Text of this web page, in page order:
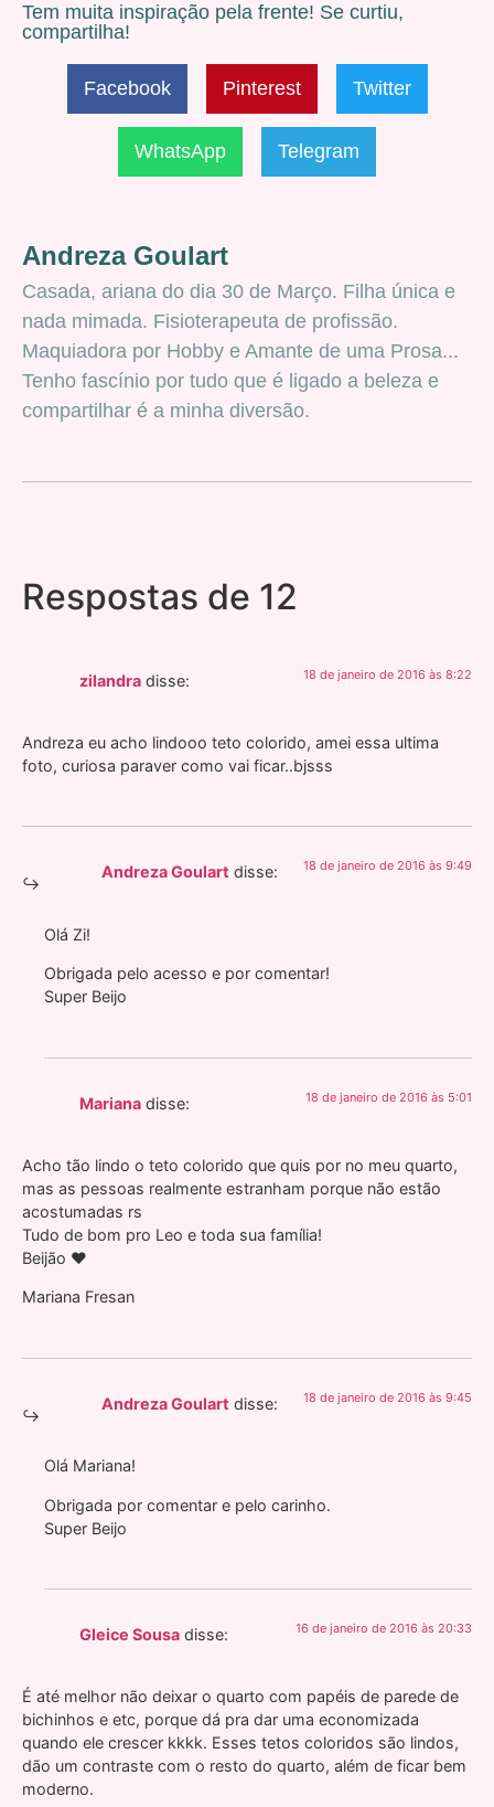
Tem muita inspiração pela frente! Se curtiu,
compartilha!
Facebook Pinterest Twitter
WhatsApp Telegram
Andreza Goulart
Casada, ariana do dia 30 de Março. Filha única e
nada mimada. Fisioterapeuta de profissão.
Maquiadora por Hobby e Amante de uma Prosa...
Tenho fascínio por tudo que é ligado a beleza e
compartilhar é a minha diversão.
Respostas de 12
zilandra disse: 18 de janeiro de 2016 às 8:22
Andreza eu acho lindooo teto colorido, amei essa ultima
foto, curiosa paraver como vai ficar..bjsss
Andreza Goulart disse: 18 de janeiro de 2016 às 9:49
Olá Zi!
Obrigada pelo acesso e por comentar!
Super Beijo
Mariana disse: 18 de janeiro de 2016 às 5:01
Acho tão lindo o teto colorido que quis por no meu quarto,
mas as pessoas realmente estranham porque não estão
acostumadas rs
Tudo de bom pro Leo e toda sua família!
Beijão ♥
Mariana Fresan
Andreza Goulart disse: 18 de janeiro de 2016 às 9:45
Olá Mariana!
Obrigada por comentar e pelo carinho.
Super Beijo
Gleice Sousa disse: 16 de janeiro de 2016 às 20:33
É até melhor não deixar o quarto com papéis de parede de
bichinhos e etc, porque dá pra dar uma economizada
quando ele crescer kkkk. Esses tetos coloridos são lindos,
dão um contraste com o resto do quarto, além de ficar bem
moderno.